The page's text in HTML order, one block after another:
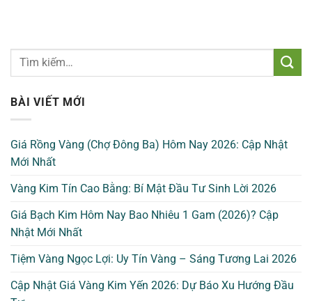
BÀI VIẾT MỚI
Giá Rồng Vàng (Chợ Đông Ba) Hôm Nay 2026: Cập Nhật
Mới Nhất
Vàng Kim Tín Cao Bằng: Bí Mật Đầu Tư Sinh Lời 2026
Giá Bạch Kim Hôm Nay Bao Nhiêu 1 Gam (2026)? Cập
Nhật Mới Nhất
Tiệm Vàng Ngọc Lợi: Uy Tín Vàng – Sáng Tương Lai 2026
Cập Nhật Giá Vàng Kim Yến 2026: Dự Báo Xu Hướng Đầu